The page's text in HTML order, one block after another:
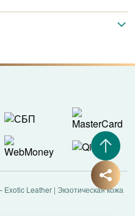
Leather | Экзотическая кожа